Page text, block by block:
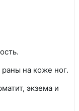
на коже ног.
экзема и